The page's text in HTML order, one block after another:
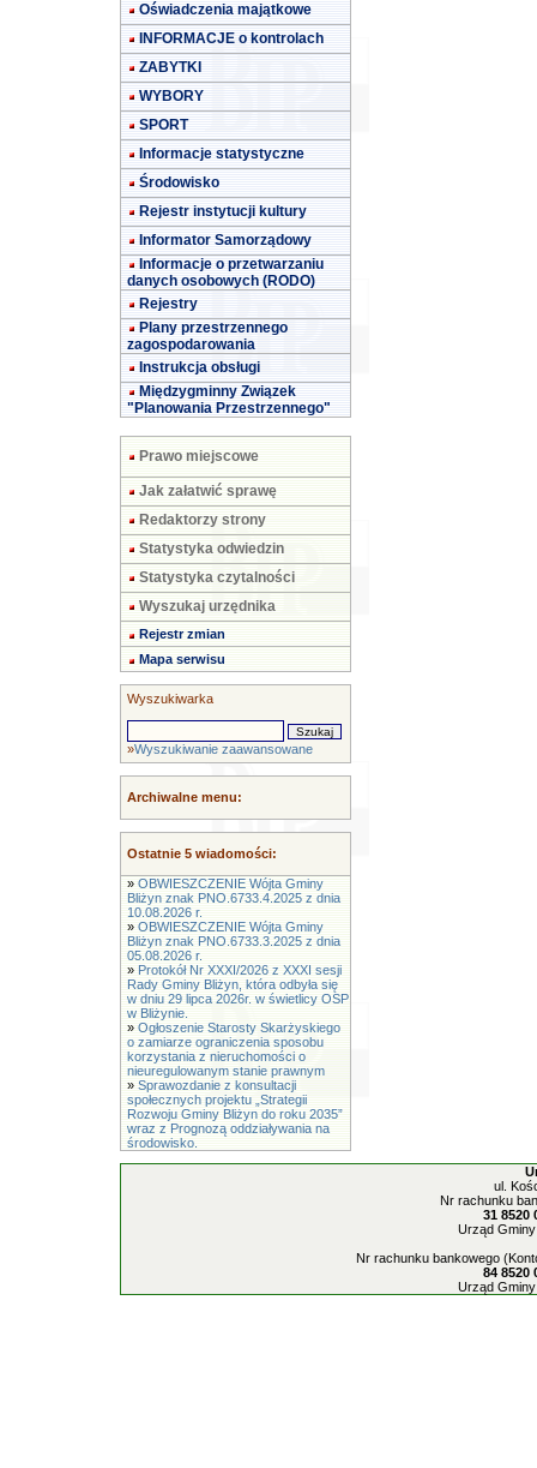
Oświadczenia majątkowe
INFORMACJE o kontrolach
ZABYTKI
WYBORY
SPORT
Informacje statystyczne
Środowisko
Rejestr instytucji kultury
Informator Samorządowy
Informacje o przetwarzaniu
danych osobowych (RODO)
Rejestry
Plany przestrzennego
zagospodarowania
Instrukcja obsługi
Międzygminny Związek
"Planowania Przestrzennego"
Prawo miejscowe
Jak załatwić sprawę
Redaktorzy strony
Statystyka odwiedzin
Statystyka czytalności
Wyszukaj urzędnika
Rejestr zmian
Mapa serwisu
Wyszukiwarka
»Wyszukiwanie zaawansowane
Archiwalne menu:
Ostatnie 5 wiadomości:
» OBWIESZCZENIE Wójta Gminy
Bliżyn znak PNO.6733.4.2025 z dnia
10.08.2026 r.
» OBWIESZCZENIE Wójta Gminy
Bliżyn znak PNO.6733.3.2025 z dnia
05.08.2026 r.
» Protokół Nr XXXI/2026 z XXXI sesji
Rady Gminy Bliżyn, która odbyła się
w dniu 29 lipca 2026r. w świetlicy OSP
w Bliżynie.
» Ogłoszenie Starosty Skarżyskiego
o zamiarze ograniczenia sposobu
korzystania z nieruchomości o
nieuregulowanym stanie prawnym
» Sprawozdanie z konsultacji
społecznych projektu „Strategii
Rozwoju Gminy Bliżyn do roku 2035”
wraz z Prognozą oddziaływania na
środowisko.
ul.
Nr rachunku
31 8520
Urząd
Nr rachunku bankowego
84 8520
Urząd